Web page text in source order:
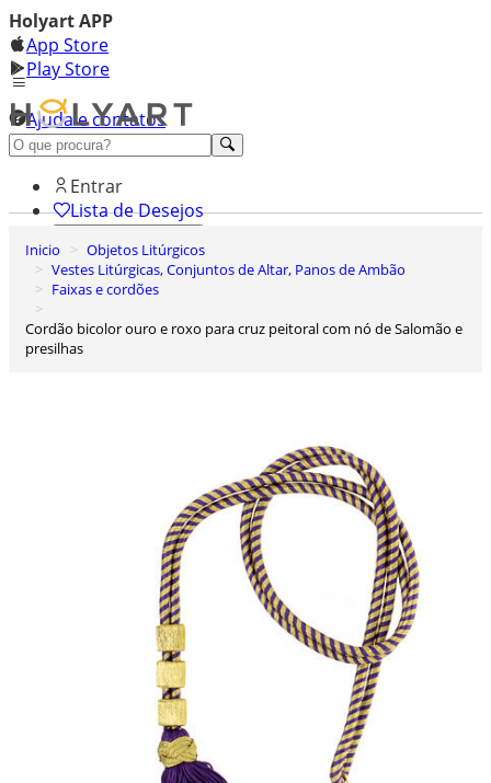
Holyart APP
App Store
Play Store
Ajuda e contatos
Conheça premium
Entrar
Lista de Desejos
0
Carrinho de Compras
Inicio
Objetos Litúrgicos
Vestes Litúrgicas, Conjuntos de Altar, Panos de Ambão
Faixas e cordões
Cordão bicolor ouro e roxo para cruz peitoral com nó de Salomão e
presilhas